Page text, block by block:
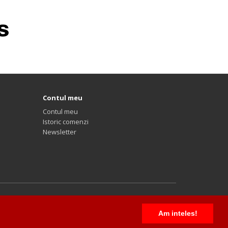
Am inteles!
Contul meu
Contul meu
Istoric comenzi
Newsletter